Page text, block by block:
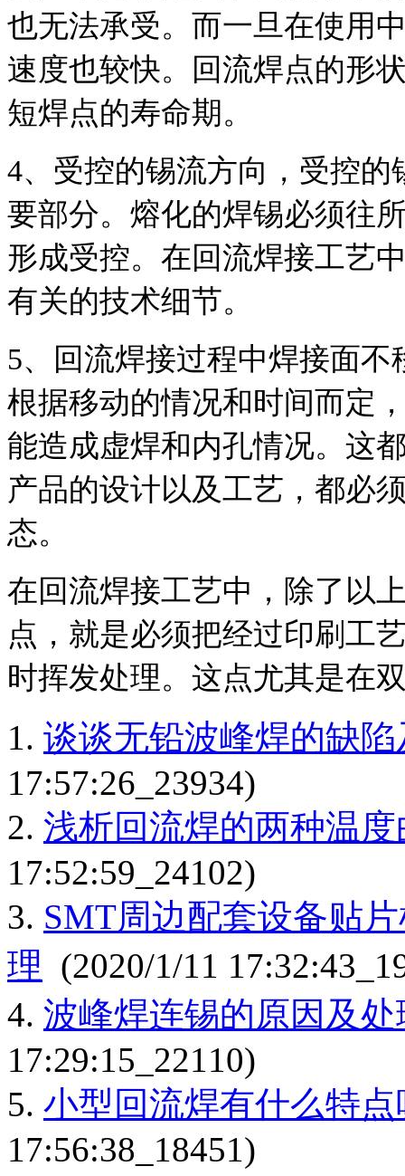
也无法承受。而一旦在使用
速度也较快。回流焊点的形
短焊点的寿命期。
4、受控的锡流方向，受控
要部分。熔化的焊锡必须往
形成受控。在回流焊接工艺
有关的技术细节。
5、回流焊接过程中焊接面
根据移动的情况和时间而定
能造成虚焊和内孔情况。这
产品的设计以及工艺，都必
态。
在回流焊接工艺中，除了以
点，就是必须把经过印刷工
时挥发处理。这点尤其是在
1. 谈谈无铅波峰焊的缺
17:57:26_23934)
2. 浅析回流焊的两种温
17:52:59_24102)
3. SMT周边配套设备贴
理 (2020/1/11
4. 波峰焊连锡的原因及
17:29:15_22110)
5. 小型回流焊有什么特
17:56:38_18451)